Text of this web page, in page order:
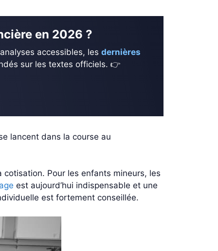
en 2026 ?
accessibles, les dernières
sur les textes officiels. 👉
lancent dans la course au
Pour les enfants mineurs, les
est aujourd’hui indispensable et une
est fortement conseillée.